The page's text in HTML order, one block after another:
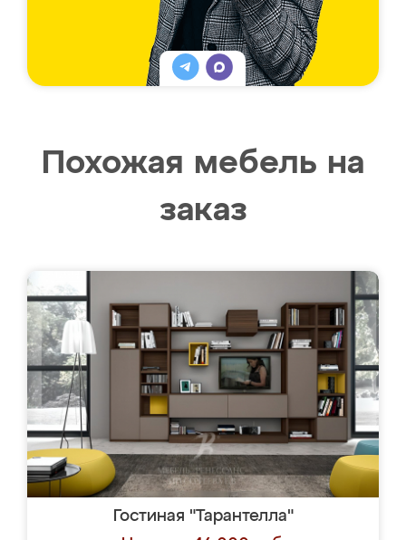
Похожая мебель на
заказ
Гостиная "Тарантелла"